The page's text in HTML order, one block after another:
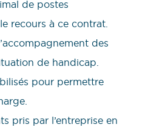
de postes
recours à ce contrat.
des
de handicap.
pour permettre
pris par l’entreprise en